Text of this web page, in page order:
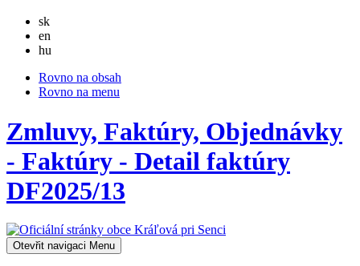
skSlovensky
en
hu
Rovno na obsah
Rovno na menu
Zmluvy, Faktúry, Objednávky
- Faktúry - Detail faktúry
DF2025/13
Otevřit navigaci Menu